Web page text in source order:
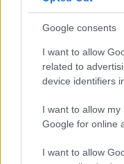
Google consents
I want to allow
related to
device identifiers
I want to allow
Google for online
I want to allow